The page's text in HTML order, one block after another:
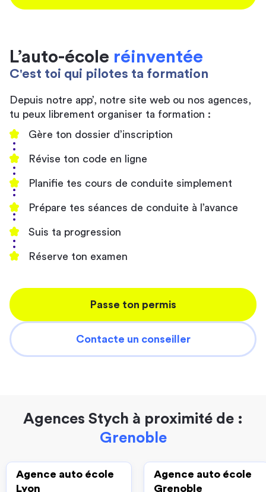
L’auto-école réinventée
C'est toi qui pilotes ta formation
Depuis notre app’, notre site web ou nos agences,
tu peux librement organiser ta formation :
Gère ton dossier d’inscription
Révise ton code en ligne
Planifie tes cours de conduite simplement
Prépare tes séances de conduite à l’avance
Suis ta progression
Réserve ton examen
Passe ton permis
Contacte un conseiller
Agences Stych à proximité de :
Grenoble
Agence auto école
Lyon
Agence auto école
Grenoble